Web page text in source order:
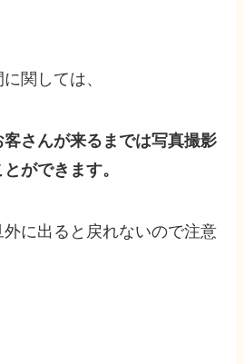
関しては、
さんが来るまでは写真撮影
ができます。
に出ると戻れないので注意